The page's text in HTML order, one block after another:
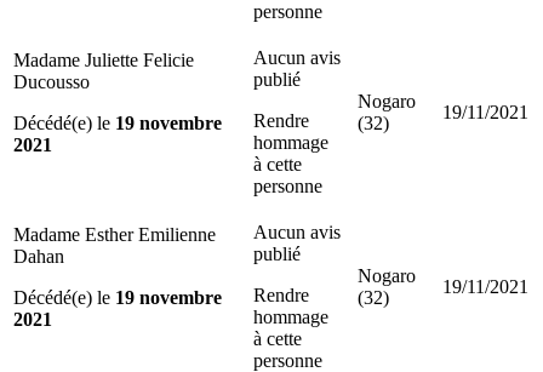
personne
Madame Juliette Felicie
Ducousso
Décédé(e) le 19 novembre
2021
Aucun avis
publié
Rendre
hommage
à cette
personne
Nogaro
(32)
19/11/2021
Madame Esther Emilienne
Dahan
Décédé(e) le 19 novembre
2021
Aucun avis
publié
Rendre
hommage
à cette
personne
Nogaro
(32)
19/11/2021